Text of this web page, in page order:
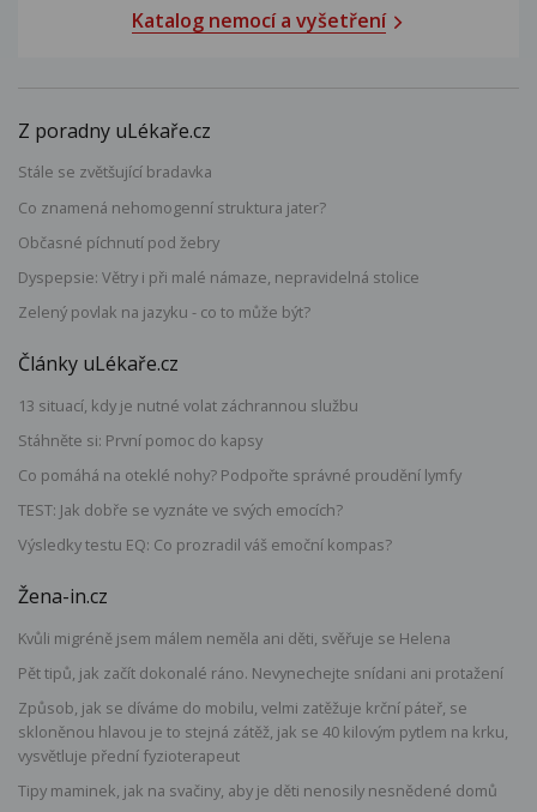
Katalog nemocí a vyšetření
Z poradny uLékaře.cz
Stále se zvětšující bradavka
Co znamená nehomogenní struktura jater?
Občasné píchnutí pod žebry
Dyspepsie: Větry i při malé námaze, nepravidelná stolice
Zelený povlak na jazyku - co to může být?
Články uLékaře.cz
13 situací, kdy je nutné volat záchrannou službu
Stáhněte si: První pomoc do kapsy
Co pomáhá na oteklé nohy? Podpořte správné proudění lymfy
TEST: Jak dobře se vyznáte ve svých emocích?
Výsledky testu EQ: Co prozradil váš emoční kompas?
Žena-in.cz
Kvůli migréně jsem málem neměla ani děti, svěřuje se Helena
Pět tipů, jak začít dokonalé ráno. Nevynechejte snídani ani protažení
Způsob, jak se díváme do mobilu, velmi zatěžuje krční páteř, se
skloněnou hlavou je to stejná zátěž, jak se 40 kilovým pytlem na krku,
vysvětluje přední fyzioterapeut
Tipy maminek, jak na svačiny, aby je děti nenosily nesnědené domů